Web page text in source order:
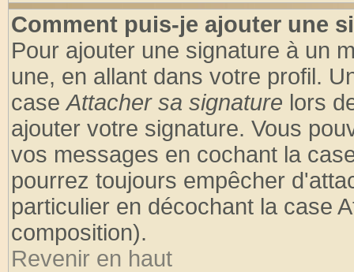
Comment puis-je ajouter une
Pour ajouter une signature à un
une, en allant dans votre profil.
caseAttacher sa signature lors
ajouter votre signature. Vous
vos messages en cochant la
pourrez toujours empêcher
particulier en décochant la case
composition).
Revenir en haut